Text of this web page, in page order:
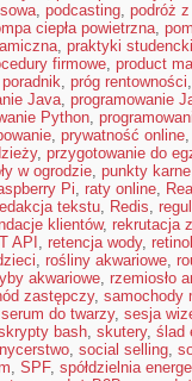
, podcasting, podróż
ciepła powietrzna,
, praktyki
firmowe, product
, próg rentowności
Java, programowanie
Python,
, prywatność online
, przygotowanie do
w ogrodzie, punkty karne
Pi, raty online,
tekstu, Redis,
klientów, rekrutacja
API , retencja wody, retinol
, rośliny akwariowe,
akwariowe, rzemiosło
zastępczy, samochody
serum do twarzy, sesja
bash, skutery, ślad
, social selling,
, SPF, spółdzielnia